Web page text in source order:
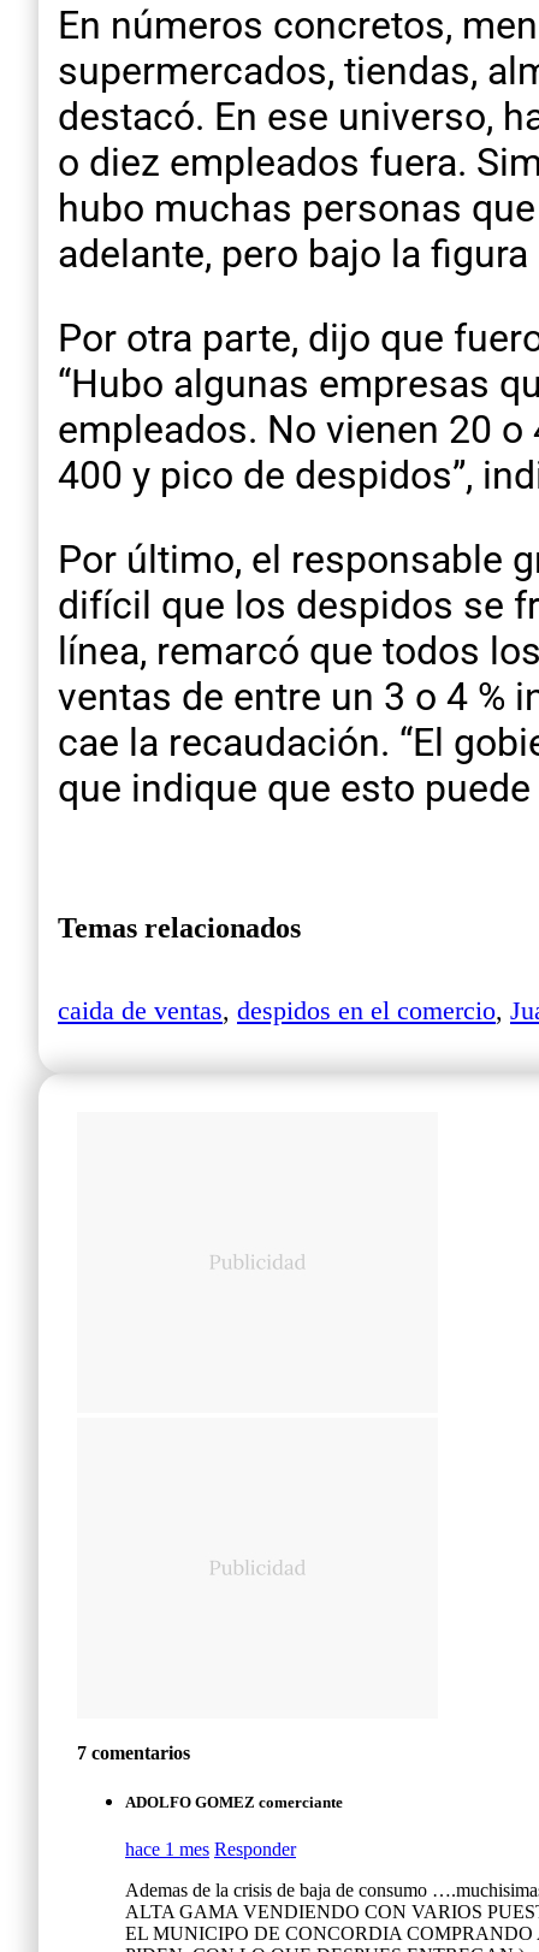
En números concretos,
supermercados, tiendas,
destacó. En ese universo,
o diez empleados fuera.
hubo muchas personas
adelante, pero bajo la
Por otra parte, dijo que
“Hubo algunas empresas
empleados. No vienen 20
400 y pico de despidos”,
Por último, el responsable
difícil que los despidos se
línea, remarcó que todos
ventas de entre un 3 o 4 %
cae la recaudación. “El
que indique que esto
Temas relacionados
caida de ventas, despidos en el comercio,
7 comentarios
ADOLFO GOMEZ comerciante
hace 1 mes Responder
Ademas de la crisis de baja de consumo
ALTA GAMA VENDIENDO CON VARIOS
EL MUNICIPO DE CONCORDIA